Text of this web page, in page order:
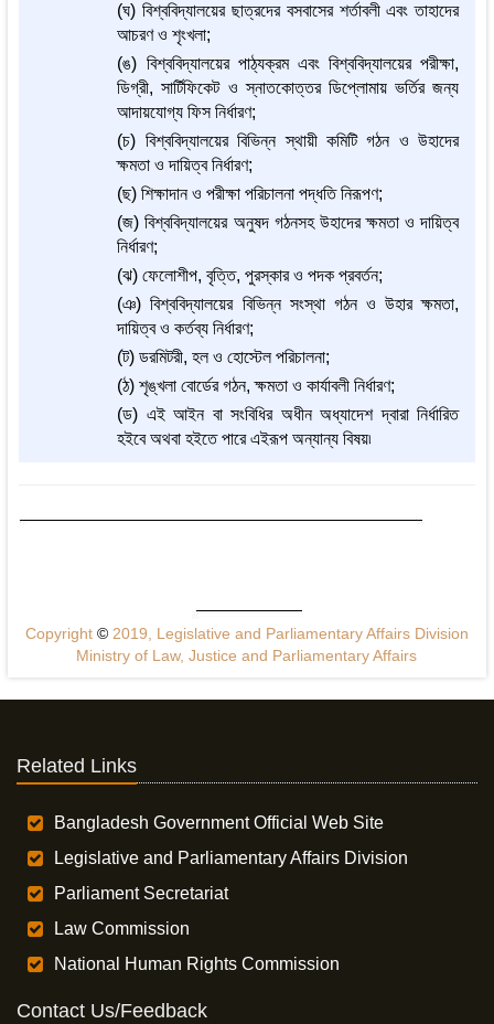
(ঘ) বিশ্ববিদ্যালয়ের ছাত্রদের বসবাসের শর্তাবলী এবং তাহাদের
আচরণ ও শৃংখলা;
(ঙ) বিশ্ববিদ্যালয়ের পাঠ্যক্রম এবং বিশ্ববিদ্যালয়ের পরীক্ষা,
ডিগ্রী, সার্টিফিকেট ও স্নাতকোত্তর ডিপ্লোমায় ভর্তির জন্য
আদায়যোগ্য ফিস নির্ধারণ;
(চ) বিশ্ববিদ্যালয়ের বিভিন্ন স্থায়ী কমিটি গঠন ও উহাদের
ক্ষমতা ও দায়িত্ব নির্ধারণ;
(ছ) শিক্ষাদান ও পরীক্ষা পরিচালনা পদ্ধতি নিরূপণ;
(জ) বিশ্ববিদ্যালয়ের অনুষদ গঠনসহ উহাদের ক্ষমতা ও দায়িত্ব
নির্ধারণ;
(ঝ) ফেলোশীপ, বৃত্তি, পুরস্কার ও পদক প্রবর্তন;
(ঞ) বিশ্ববিদ্যালয়ের বিভিন্ন সংস্থা গঠন ও উহার ক্ষমতা,
দায়িত্ব ও কর্তব্য নির্ধারণ;
(ট) ডরমিটরী, হল ও হোস্টেল পরিচালনা;
(ঠ) শৃঙ্খলা বোর্ডের গঠন, ক্ষমতা ও কার্যাবলী নির্ধারণ;
(ড) এই আইন বা সংবিধির অধীন অধ্যাদেশ দ্বারা নির্ধারিত
হইবে অথবা হইতে পারে এইরূপ অন্যান্য বিষয়৷
Copyright ©2019, Legislative and Parliamentary Affairs Division
Ministry of Law, Justice and Parliamentary Affairs
Related Links
Bangladesh Government Official Web Site
Legislative and Parliamentary Affairs Division
Parliament Secretariat
Law Commission
National Human Rights Commission
Contact Us/Feedback